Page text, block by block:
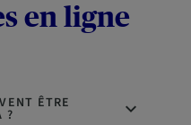
en ligne
ÊTRE
?